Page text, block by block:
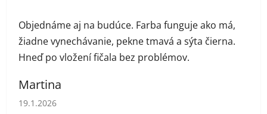
Objednáme aj na budúce. Farba funguje ako má,
žiadne vynechávanie, pekne tmavá a sýta čierna.
Hneď po vložení fičala bez problémov.
Martina
Hodnotenie obchodu je 5 z 5 hviezdičiek.
19.1.2026